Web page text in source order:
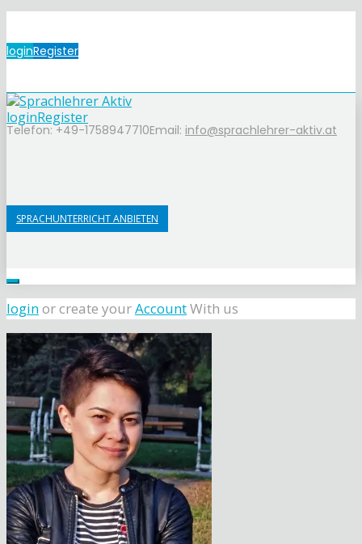
loginRegister
Telefon: +49-1758947710Email: info@sprachlehrer-aktiv.at
loginRegister
SPRACHUNTERRICHT ANBIETEN
loginor create yourAccountWith us